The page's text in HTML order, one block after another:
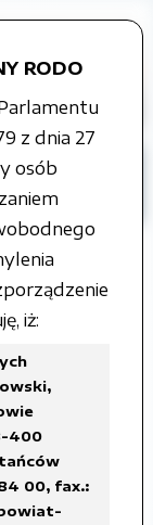
RODO
z dnia 27
osób
iż:
400
00, fax.: